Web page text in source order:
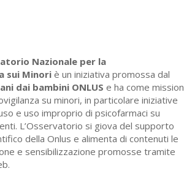
Nazionale per la
sui Minoriè un iniziativa promossa dal
dai bambini ONLUS e ha come mission
su minori, in particolare iniziative
e uso improprio di psicofarmaci su
L’Osservatorio si giova del supporto
della Onlus e alimenta di contenuti le
e sensibilizzazione promosse tramite